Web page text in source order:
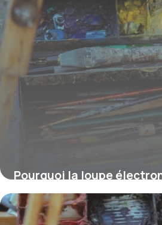
Pourquoi la loupe
les loupes optiques
une lecture plus facile